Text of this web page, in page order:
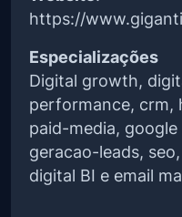
https://
Especializações
Digital growth,
performance, crm,
paid-media,
geracao-leads,
digital BI e email